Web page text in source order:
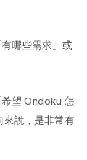
哪些需求」或
望 Ondoku 怎
說，是非常有